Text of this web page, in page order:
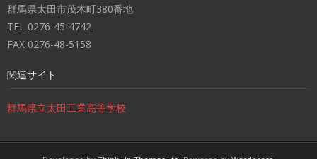
群馬県太田市茂木町380番地
TEL 0276-45-4742
FAX 0276-48-5158
関連サイト
群馬県立太田工業高等学校